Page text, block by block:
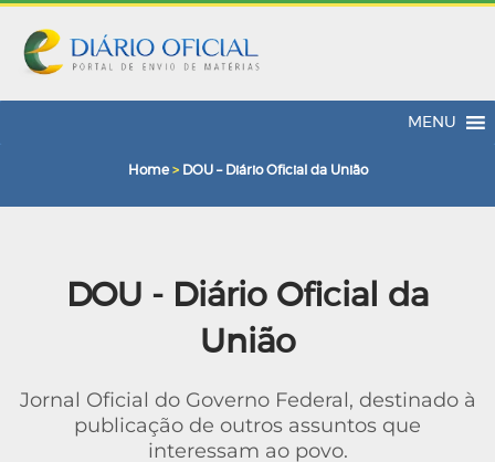
MENU
Home> DOU – Diário Oficial da União
DOU - Diário Oficial da
União
Jornal Oficial do Governo Federal, destinado à
publicação de outros assuntos que
interessam ao povo.